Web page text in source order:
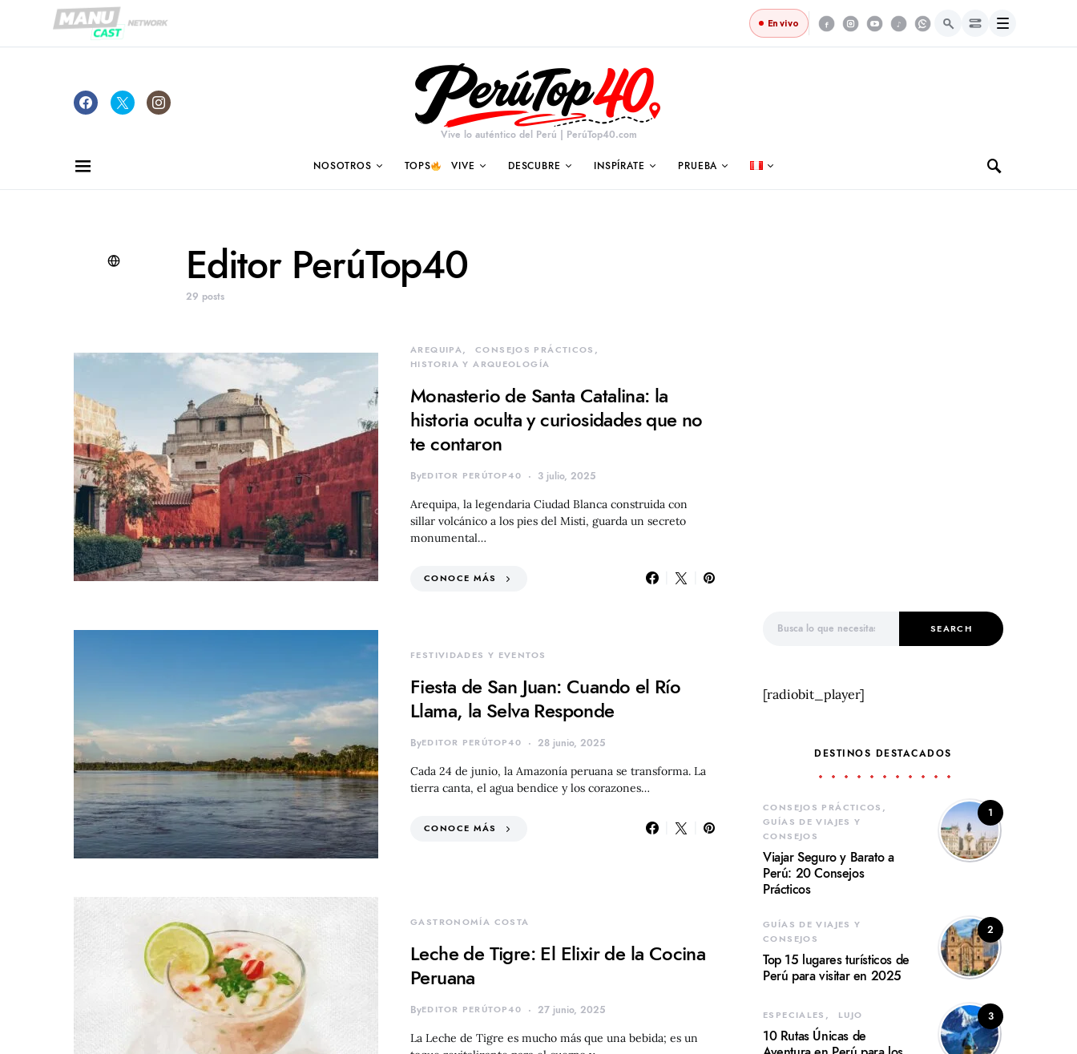
En vivo Menú
Vive lo auténtico del Perú | PerúTop40.com
NOSOTROS TOPS VIVE DESCUBRE INSPÍRATE PRUEBA
Editor PerúTop40
29 posts
AREQUIPA
CONSEJOS PRÁCTICOS
HISTORIA Y ARQUEOLOGÍA
Monasterio de Santa Catalina: la
historia oculta y curiosidades que no
te contaron
ByEDITOR PERÚTOP40 3 julio, 2025
Arequipa, la legendaria Ciudad Blanca construida con
sillar volcánico a los pies del Misti, guarda un secreto
monumental…
CONOCE MÁS
FESTIVIDADES Y EVENTOS
Fiesta de San Juan: Cuando el Río
Llama, la Selva Responde
ByEDITOR PERÚTOP40 28 junio, 2025
Cada 24 de junio, la Amazonía peruana se transforma. La
tierra canta, el agua bendice y los corazones…
CONOCE MÁS
GASTRONOMÍA COSTA
Leche de Tigre: El Elixir de la Cocina
Peruana
ByEDITOR PERÚTOP40 27 junio, 2025
La Leche de Tigre es mucho más que una bebida; es un
SEARCH
[radiobit_player]
DESTINOS DESTACADOS
1
CONSEJOS PRÁCTICOS
GUÍAS DE VIAJES Y
CONSEJOS
Viajar Seguro y Barato a
Perú: 20 Consejos
Prácticos
2
GUÍAS DE VIAJES Y
CONSEJOS
Top 15 lugares turísticos de
Perú para visitar en 2025
3
ESPECIALES LUJO
10 Rutas Únicas de